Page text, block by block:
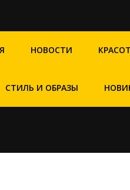
НОВОСТИ
СТИЛЬ И ОБРАЗЫ